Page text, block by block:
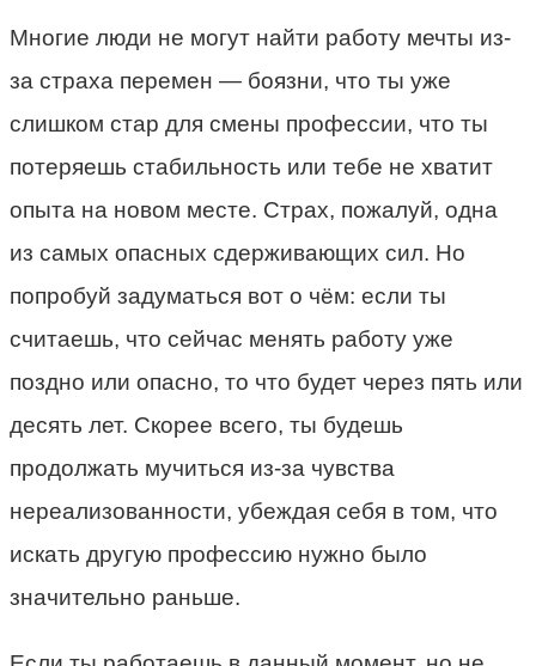
Многие люди не могут найти работу мечты из-
за страха перемен — боязни, что ты уже
слишком стар для смены профессии, что ты
потеряешь стабильность или тебе не хватит
опыта на новом месте. Страх, пожалуй, одна
из самых опасных сдерживающих сил. Но
попробуй задуматься вот о чём: если ты
считаешь, что сейчас менять работу уже
поздно или опасно, то что будет через пять или
десять лет. Скорее всего, ты будешь
продолжать мучиться из-за чувства
нереализованности, убеждая себя в том, что
искать другую профессию нужно было
значительно раньше.